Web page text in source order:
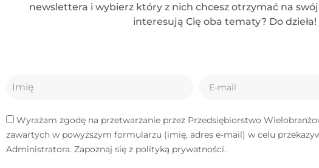
newslettera i wybierz który z nich chcesz otrzymać na
interesują Cię oba tematy? Do dzieła!
Wyrażam zgodę na przetwarzanie przez Przedsiębiorstwo
zawartych w powyższym formularzu (imię, adres e-mail) w celu
Administratora. Zapoznaj się z polityką prywatności.